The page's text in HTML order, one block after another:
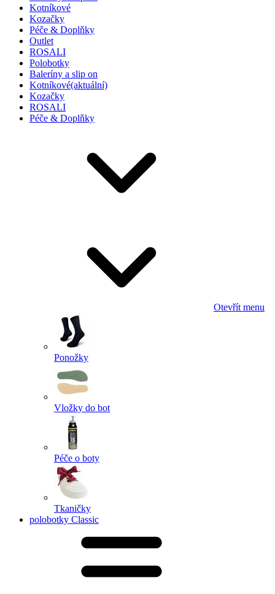
Kotníkové
Kozačky
Péče & Doplňky
Outlet
ROSALI
Polobotky
Baleríny a slip on
Kotníkové(aktuální)
Kozačky
ROSALI
Péče & Doplňky
Otevřít menu
Ponožky
Vložky do bot
Péče o boty
Tkaničky
polobotky Classic